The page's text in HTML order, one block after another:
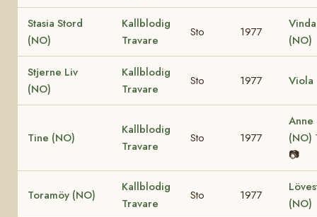
Stasia Stord
(NO)
Kallblodig
Travare
Sto 1977
(NO)
Stjerne Liv
(NO)
Kallblodig
Travare
Sto 1977 Viola
Tine (NO)
Kallblodig
Travare
Sto 1977
Anne
(NO)
📷
Toramöy (NO)
Kallblodig
Travare
Sto 1977
(NO)